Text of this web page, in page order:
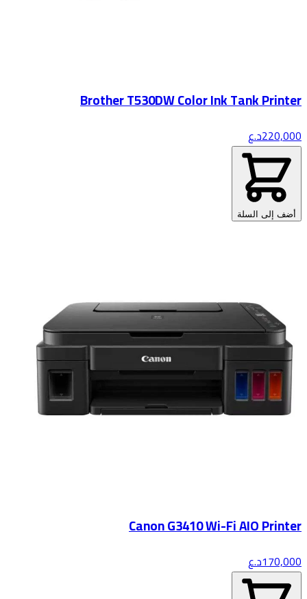
Brother T530DW Color Ink Tank Printer
220,000د.ع
أضف إلى السلة
Canon G3410 Wi-Fi AIO Printer
170,000د.ع